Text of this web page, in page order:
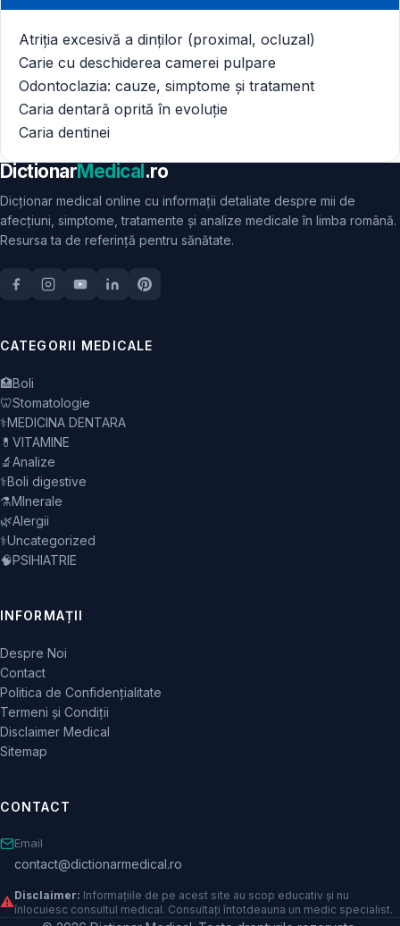
Atriția excesivă a dinților (proximal, ocluzal)
Carie cu deschiderea camerei pulpare
Odontoclazia: cauze, simptome și tratament
Caria dentară oprită în evoluție
Caria dentinei
DictionarMedical.ro
Dicționar medical online cu informații detaliate despre mii de
afecțiuni, simptome, tratamente și analize medicale în limba română.
Resursa ta de referință pentru sănătate.
CATEGORII MEDICALE
🏥Boli
🦷Stomatologie
⚕️MEDICINA DENTARA
💊 VITAMINE
🔬Analize
⚕️Boli digestive
⚗️MInerale
🌿Alergii
⚕️Uncategorized
🧠PSIHIATRIE
INFORMAȚII
Despre Noi
Contact
Politica de Confidențialitate
Termeni și Condiții
Disclaimer Medical
Sitemap
CONTACT
Email
contact@dictionarmedical.ro
⚠️Disclaimer: Informațiile de pe acest site au scop educativ și nu
înlocuiesc consultul medical. Consultați întotdeauna un medic specialist.